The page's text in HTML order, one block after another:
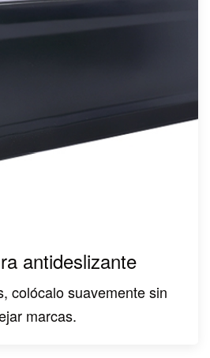
antideslizante
colócalo suavemente sin
marcas.